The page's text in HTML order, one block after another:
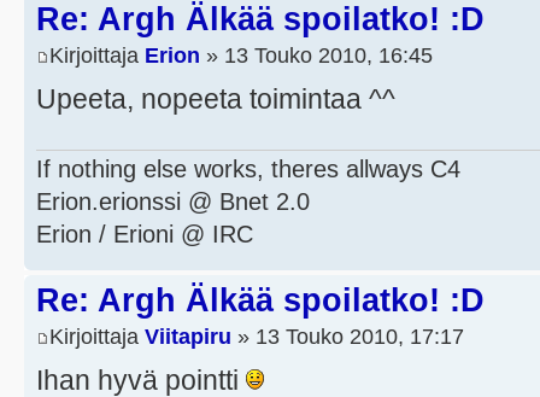
Re: Argh Älkää spoilatko! :D
Kirjoittaja Erion » 13 Touko 2010, 16:45
Upeeta, nopeeta toimintaa ^^
If nothing else works, theres allways C4
Erion.erionssi @ Bnet 2.0
Erion / Erioni @ IRC
Re: Argh Älkää spoilatko! :D
Kirjoittaja Viitapiru » 13 Touko 2010, 17:17
Ihan hyvä pointti